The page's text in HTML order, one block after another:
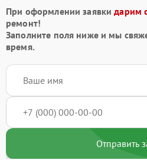
При оформлении заявкидарим
ремонт!
Заполните поля ниже и мы
время.
Отправить